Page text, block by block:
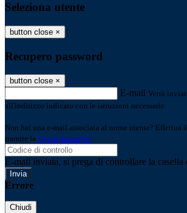
Seleziona utente
button close ×
Recupero password
button close ×
E-mail Verrà
all'indirizzo indicato con le istruzioni necessarie.
Non hai una e-mail associata al nome utente? Effettua
tramite la Login Spaggiari
E-mail inviata, si prega di controllare la casella
Errore
Chiudi